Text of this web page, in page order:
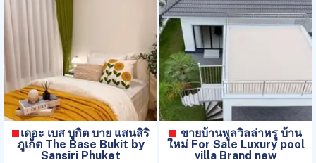
เดอะ เบส บูกิต บาย แสนสิริ
ภูเก็ต The Base Bukit by
Sansiri Phuket
ขายบ้านพูลวิลล่าหรู บ้าน
ใหม่ For Sale Luxury pool
villa Brand new